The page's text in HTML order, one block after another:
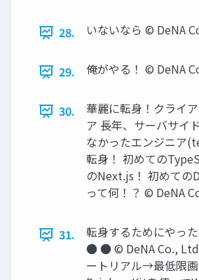
28. いないなら © DeNA
29. 俺がやる！ © DeNA
30.
華麗に転⾝！クライ
ア ⻑年、サーバサイ
なかったエンジニア
転⾝！ 初めての
のNext.js！ 初めての
って何！？ © DeNA
31.
転⾝するためにや
● ● © DeNA Co.,
ートリアル→最低限画